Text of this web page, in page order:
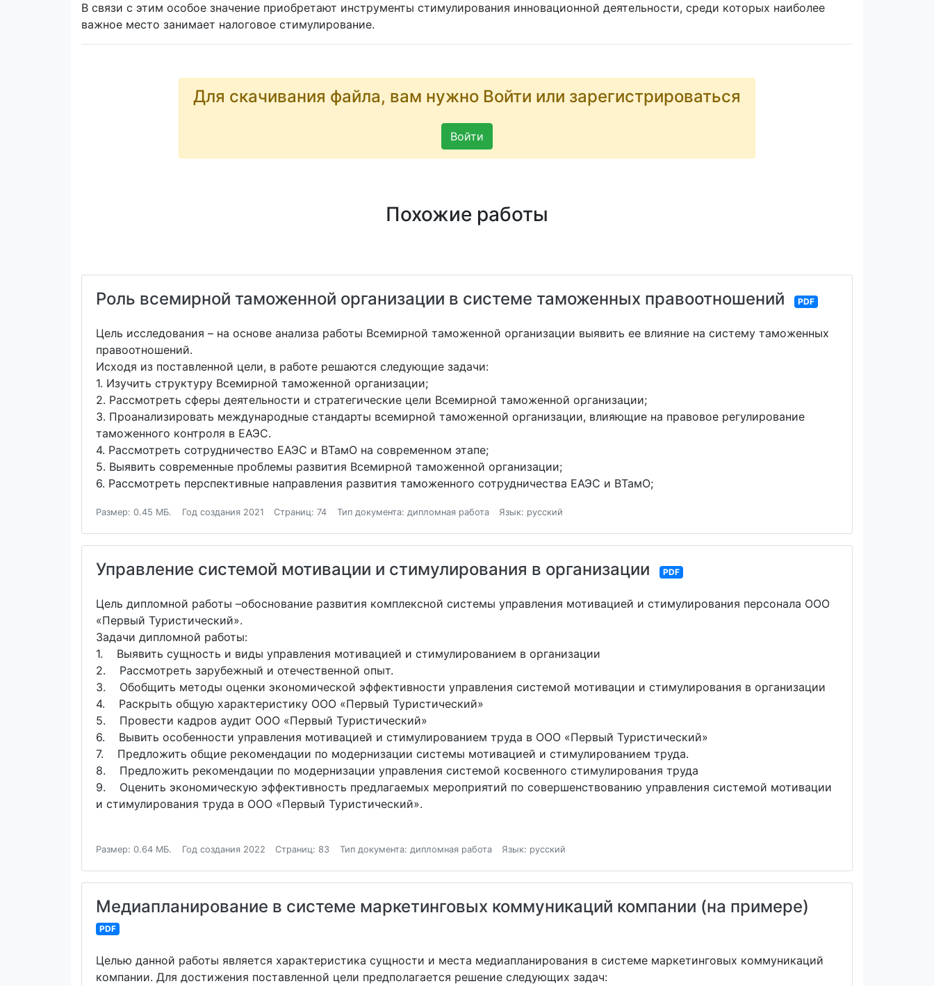
В связи с этим особое значение приобретают инструменты стимулирования инновационной деятельности, среди которых наиболее
важное место занимает налоговое стимулирование.
Для скачивания файла, вам нужно Войти или зарегистрироваться
Войти
Похожие работы
Роль всемирной таможенной организации в системе таможенных правоотношений PDF
Цель исследования – на основе анализа работы Всемирной таможенной организации выявить ее влияние на систему таможенных
правоотношений.
Исходя из поставленной цели, в работе решаются следующие задачи:
1. Изучить структуру Всемирной таможенной организации;
2. Рассмотреть сферы деятельности и стратегические цели Всемирной таможенной организации;
3. Проанализировать международные стандарты всемирной таможенной организации, влияющие на правовое регулирование
таможенного контроля в ЕАЭС.
4. Рассмотреть сотрудничество ЕАЭС и ВТамО на современном этапе;
5. Выявить современные проблемы развития Всемирной таможенной организации;
6. Рассмотреть перспективные направления развития таможенного сотрудничества ЕАЭС и ВТамО;
Размер: 0.45 МБ. Год создания 2021 Страниц: 74 Тип документа: дипломная работа Язык: русский
Управление системой мотивации и стимулирования в организации PDF
Цель дипломной работы –обоснование развития комплексной системы управления мотивацией и стимулирования персонала ООО
«Первый Туристический».
Задачи дипломной работы:
1. Выявить сущность и виды управления мотивацией и стимулированием в организации
2. Рассмотреть зарубежный и отечественной опыт.
3. Обобщить методы оценки экономической эффективности управления системой мотивации и стимулирования в организации
4. Раскрыть общую характеристику ООО «Первый Туристический»
5. Провести кадров аудит ООО «Первый Туристический»
6. Вывить особенности управления мотивацией и стимулированием труда в ООО «Первый Туристический»
7. Предложить общие рекомендации по модернизации системы мотивацией и стимулированием труда.
8. Предложить рекомендации по модернизации управления системой косвенного стимулирования труда
9. Оценить экономическую эффективность предлагаемых мероприятий по совершенствованию управления системой мотивации
и стимулирования труда в ООО «Первый Туристический».
Размер: 0.64 МБ. Год создания 2022 Страниц: 83 Тип документа: дипломная работа Язык: русский
Медиапланирование в системе маркетинговых коммуникаций компании (на примере)
PDF
Целью данной работы является характеристика сущности и места медиапланирования в системе маркетинговых коммуникаций
компании. Для достижения поставленной цели предполагается решение следующих задач: